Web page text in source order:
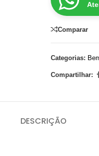
Comparar
Categorias:
Compartilhar:
DESCRIÇÃO